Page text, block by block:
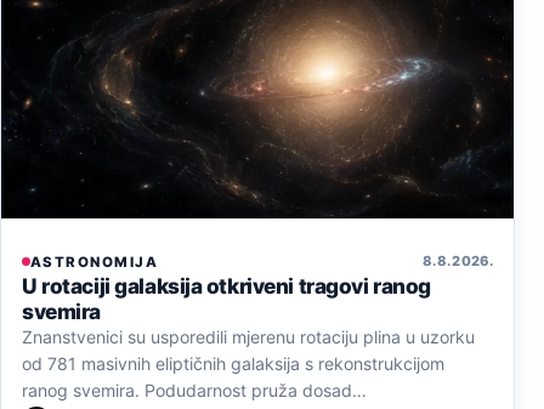
ASTRONOMIJA 8. 8. 2026.
U rotaciji galaksija otkriveni tragovi ranog
svemira
Znanstvenici su usporedili mjerenu rotaciju plina u uzorku
od 781 masivnih eliptičnih galaksija s rekonstrukcijom
ranog svemira. Podudarnost pruža dosad…